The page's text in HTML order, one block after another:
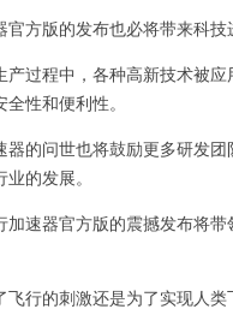
方版的发布也必将带来科技
过程中，各种高新技术被应
性和便利性。
的问世也将鼓励更多研发团
的发展。
速器官方版的震撼发布将带
行的刺激还是为了实现人类